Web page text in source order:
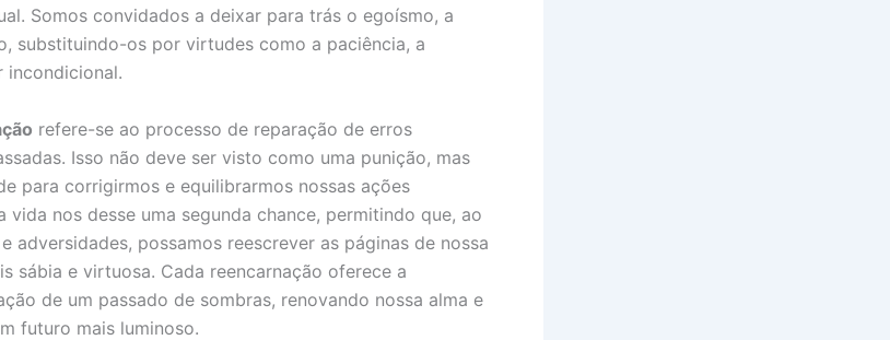
Somos convidados a deixar para trás o egoísmo, a
substituindo-os por virtudes como a paciência, a
incondicional.
refere-se ao processo de reparação de erros
Isso não deve ser visto como uma punição, mas
para corrigirmos e equilibrarmos nossas ações
vida nos desse uma segunda chance, permitindo que, ao
adversidades, possamos reescrever as páginas de nossa
sábia e virtuosa. Cada reencarnação oferece a
de um passado de sombras, renovando nossa alma e
futuro mais luminoso.